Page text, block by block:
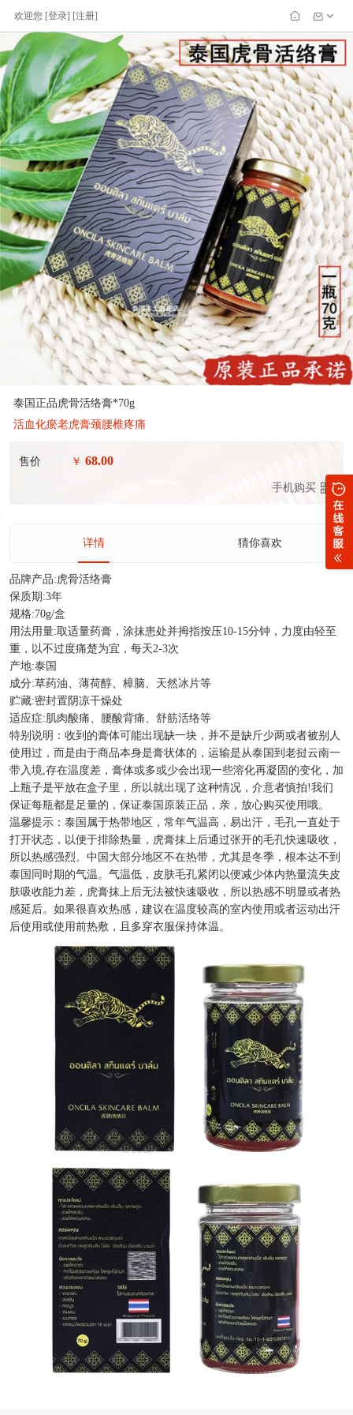
欢迎您 [登录] [注册]
泰国正品虎骨活络膏*70g
活血化瘀老虎膏颈腰椎疼痛
售价 ￥ 68.00
手机购买
详情 猜你喜欢
品牌产品:虎骨活络膏
保质期:3年
规格:70g/盒
用法用量:取适量药膏，涂抹患处并拇指按压10-15分钟，力度由轻至
重，以不过度痛楚为宜，每天2-3次
产地:泰国
成分:草药油、薄荷醇、樟脑、天然冰片等
贮藏:密封置阴凉干燥处
适应症:肌肉酸痛、腰酸背痛、舒筋活络等
特别说明：收到的膏体可能出现缺一块，并不是缺斤少两或者被别人
使用过，而是由于商品本身是膏状体的，运输是从泰国到老挝云南一
带入境,存在温度差，膏体或多或少会出现一些溶化再凝固的变化，加
上瓶子是平放在盒子里，所以就出现了这种情况，介意者慎拍!我们
保证每瓶都是足量的，保证泰国原装正品，亲，放心购买使用哦。
温馨提示：泰国属于热带地区，常年气温高，易出汗，毛孔一直处于
打开状态，以便于排除热量，虎膏抹上后通过张开的毛孔快速吸收，
所以热感强烈。中国大部分地区不在热带，尤其是冬季，根本达不到
泰国同时期的气温。气温低，皮肤毛孔紧闭以便减少体内热量流失皮
肤吸收能力差，虎膏抹上后无法被快速吸收，所以热感不明显或者热
感延后。如果很喜欢热感，建议在温度较高的室内使用或者运动出汗
后使用或使用前热敷，且多穿衣服保持体温。